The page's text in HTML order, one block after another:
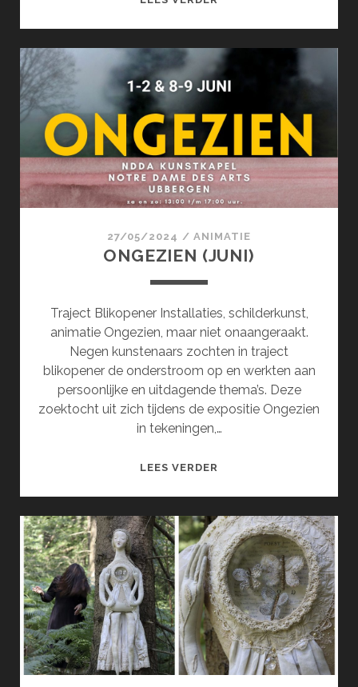
27/05/2024 / ANIMATIE
ONGEZIEN (JUNI)
Traject Blikopener Installaties, schilderkunst,
animatie Ongezien, maar niet onaangeraakt.
Negen kunstenaars zochten in traject
blikopener de onderstroom op en werkten aan
persoonlijke en uitdagende thema’s. Deze
zoektocht uit zich tijdens de expositie Ongezien
in tekeningen,…
LEES VERDER